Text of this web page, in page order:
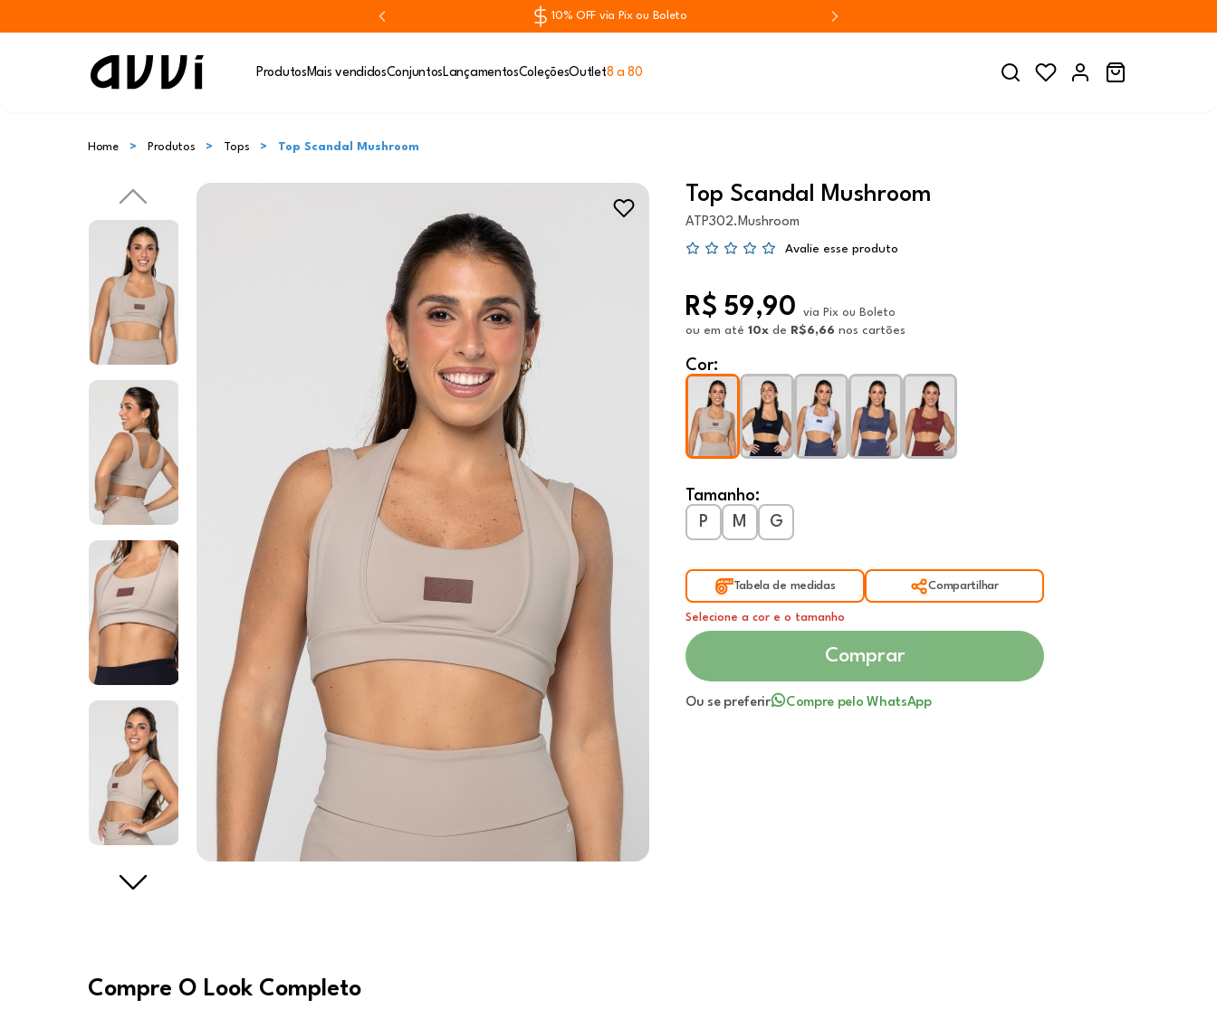
10% OFF via Pix ou Boleto
Produtos Mais vendidosConjuntos LançamentosColeçõesOutlet8 a 80
Home Produtos Tops Top Scandal Mushroom
Top Scandal Mushroom
ATP302.Mushroom
Avalie esse produto
R$ 59,90 via Pix ou Boleto
ou em até 10x de R$6,66 nos cartões
Cor:
Tamanho:
P
M G
Tabela de medidas Compartilhar
Selecione a cor e o tamanho
Comprar
Ou se preferir Compre pelo WhatsApp
Compre O Look Completo